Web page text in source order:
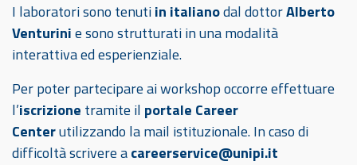
I laboratori sono tenutiin italianodal dottorAlberto
Venturinie sono strutturati in una modalità
interattiva ed esperienziale.
Per poter partecipare ai workshop occorre effettuare
l’iscrizione tramite il portale Career
Centerutilizzando la mail istituzionale. In caso di
difficoltà scrivere acareerservice@unipi.it